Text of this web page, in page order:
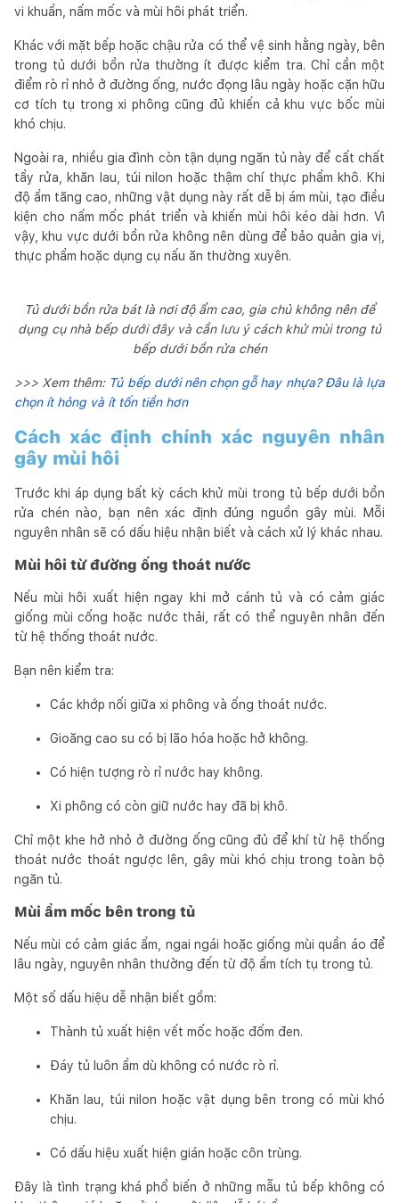
vi khuẩn, nấm mốc và mùi hôi phát triển.
Khác với mặt bếp hoặc chậu rửa có thể vệ sinh hằng ngày, bên
trong tủ dưới bồn rửa thường ít được kiểm tra. Chỉ cần một
điểm rò rỉ nhỏ ở đường ống, nước đọng lâu ngày hoặc cặn hữu
cơ tích tụ trong xi phông cũng đủ khiến cả khu vực bốc mùi
khó chịu.
Ngoài ra, nhiều gia đình còn tận dụng ngăn tủ này để cất chất
tẩy rửa, khăn lau, túi nilon hoặc thậm chí thực phẩm khô. Khi
độ ẩm tăng cao, những vật dụng này rất dễ bị ám mùi, tạo điều
kiện cho nấm mốc phát triển và khiến mùi hôi kéo dài hơn. Vì
vậy, khu vực dưới bồn rửa không nên dùng để bảo quản gia vị,
thực phẩm hoặc dụng cụ nấu ăn thường xuyên.
Tủ dưới bồn rửa bát là nơi độ ẩm cao, gia chủ không nên để
dụng cụ nhà bếp dưới đây và cần lưu ý cách khử mùi trong tủ
bếp dưới bồn rửa chén
>>> Xem thêm: Tủ bếp dưới nên chọn gỗ hay nhựa? Đâu là lựa
chọn ít hỏng và ít tốn tiền hơn
Cách xác định chính xác nguyên nhân
gây mùi hôi
Trước khi áp dụng bất kỳ cách khử mùi trong tủ bếp dưới bồn
rửa chén nào, bạn nên xác định đúng nguồn gây mùi. Mỗi
nguyên nhân sẽ có dấu hiệu nhận biết và cách xử lý khác nhau.
Mùi hôi từ đường ống thoát nước
Nếu mùi hôi xuất hiện ngay khi mở cánh tủ và có cảm giác
giống mùi cống hoặc nước thải, rất có thể nguyên nhân đến
từ hệ thống thoát nước.
Bạn nên kiểm tra:
Các khớp nối giữa xi phông và ống thoát nước.
Gioăng cao su có bị lão hóa hoặc hở không.
Có hiện tượng rò rỉ nước hay không.
Xi phông có còn giữ nước hay đã bị khô.
Chỉ một khe hở nhỏ ở đường ống cũng đủ để khí từ hệ thống
thoát nước thoát ngược lên, gây mùi khó chịu trong toàn bộ
ngăn tủ.
Mùi ẩm mốc bên trong tủ
Nếu mùi có cảm giác ẩm, ngai ngái hoặc giống mùi quần áo để
lâu ngày, nguyên nhân thường đến từ độ ẩm tích tụ trong tủ.
Một số dấu hiệu dễ nhận biết gồm:
Thành tủ xuất hiện vết mốc hoặc đốm đen.
Đáy tủ luôn ẩm dù không có nước rò rỉ.
Khăn lau, túi nilon hoặc vật dụng bên trong có mùi khó
chịu.
Có dấu hiệu xuất hiện gián hoặc côn trùng.
Đây là tình trạng khá phổ biến ở những mẫu tủ bếp không có